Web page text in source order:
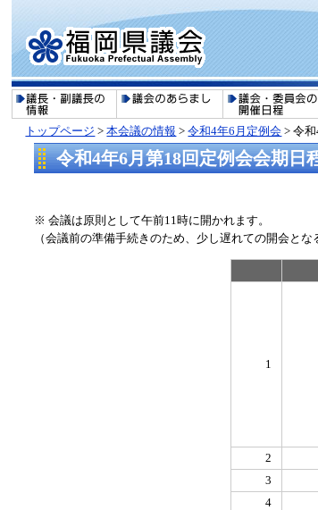
トップページ >本会議の情報 >令和4年6月定例会 > 令
令和4年6月第18回定例会会期日
※ 会議は原則として午前11時に開かれます。
（会議前の準備手続きのため、少し遅れての開会とな
1
2
3
4